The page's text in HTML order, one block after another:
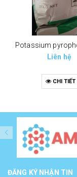
Liên hệ
CHI TIẾT
ĐĂNG KÝ NHẬN TIN